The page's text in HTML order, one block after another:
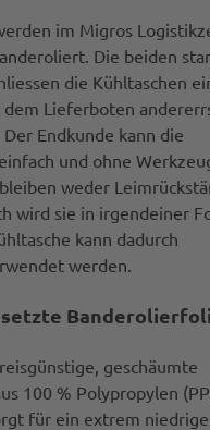
im Migros
Die beiden
die Kühltaschen
dem Lieferboten
Endkunde kann die
und ohne
weder
wird sie in irgendeiner
kann dadurch
werden.
geschäumte
100 % Polypropylen
für ein extrem